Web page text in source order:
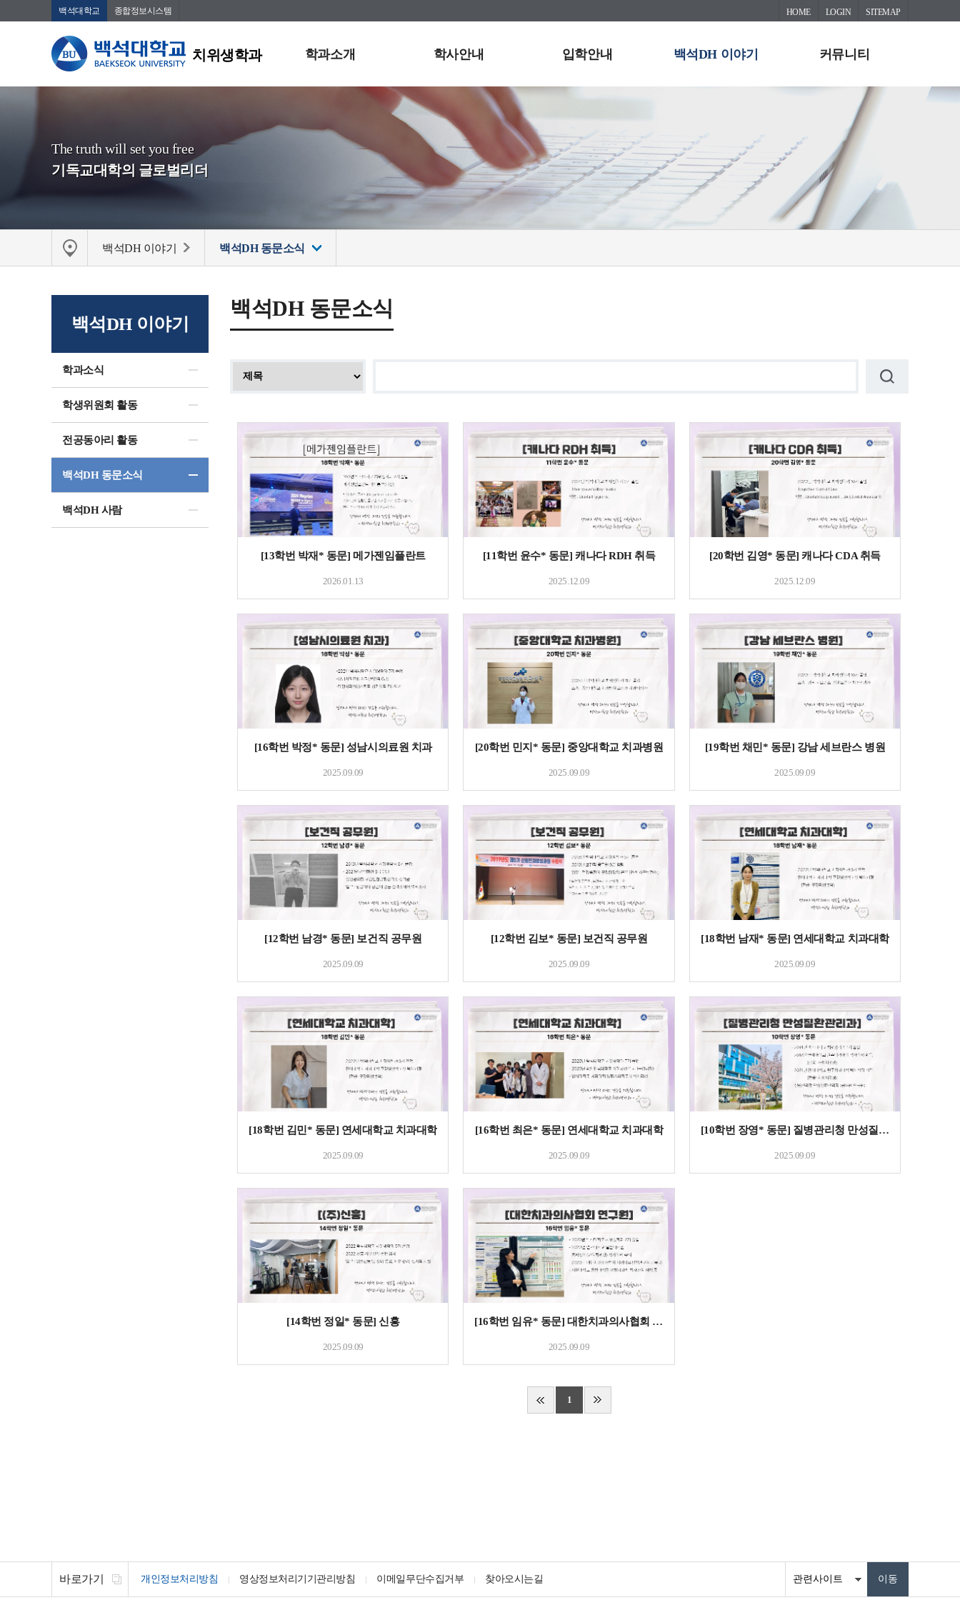
백석대학교 종합정보시스템
치위생학과
HOME LOGIN SITEMAP
학과소개 학사안내 입학안내 백석DH 이야기 커뮤니티
The truth will set you free
기독교대학의 글로벌리더
백석DH 이야기 백석DH 동문소식
백석DH 이야기
학과소식
학생위원회 활동
전공동아리 활동
백석DH 동문소식
백석DH 사람
백석DH 동문소식
[13학번 박재* 동문] 메가젠임플란트
2026.01.13
[11학번 윤수* 동문] 캐나다 RDH 취득
2025.12.09
[20학번 김영* 동문] 캐나다 CDA 취득
2025.12.09
[16학번 박정* 동문] 성남시의료원 치과
2025.09.09
[20학번 민지* 동문] 중앙대학교 치과병원
2025.09.09
[19학번 채민* 동문] 강남 세브란스 병원
2025.09.09
[12학번 남경* 동문] 보건직 공무원
2025.09.09
[12학번 김보* 동문] 보건직 공무원
2025.09.09
[18학번 남재* 동문] 연세대학교 치과대학
2025.09.09
[18학번 김민* 동문] 연세대학교 치과대학
2025.09.09
[16학번 최은* 동문] 연세대학교 치과대학
2025.09.09
[10학번 장영* 동문] 질병관리청 만성질환관리과
2025.09.09
[14학번 정일* 동문] 신흥
2025.09.09
[16학번 임유* 동문] 대한치과의사협회 연구원
2025.09.09
1
바로가기 개인정보처리방침 영상정보처리기기관리방침 이메일무단수집거부 찾아오시는길